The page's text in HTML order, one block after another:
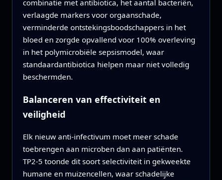
combinatie met antibiotica, het aantal bacteriën,
verlaagde markers voor orgaanschade,
verminderde ontstekingsboodschappers in het
bloed en zorgde opvallend voor 100% overleving
in het polymicrobiële sepsismodel, waar
standaardantibiotica hielpen maar niet volledig
beschermden.
Balanceren van effectiviteit en
veiligheid
Elk nieuw anti‑infectivum moet meer schade
toebrengen aan microben dan aan patiënten.
TP2‑5 toonde dit soort selectiviteit in gekweekte
humane en muizencellen, waar schadelijke